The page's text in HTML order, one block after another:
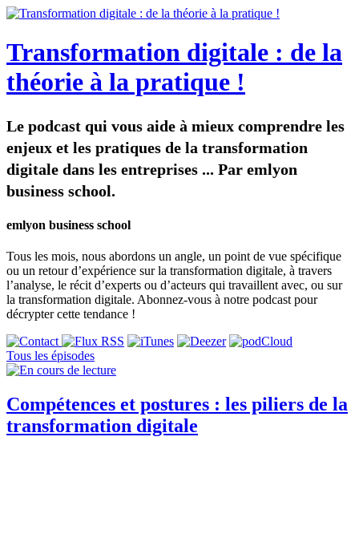
Transformation digitale : de la
théorie à la pratique !
Le podcast qui vous aide à mieux comprendre les
enjeux et les pratiques de la transformation
digitale dans les entreprises ... Par emlyon
business school.
emlyon business school
Tous les mois, nous abordons un angle, un point de vue spécifique
ou un retour d’expérience sur la transformation digitale, à travers
l’analyse, le récit d’experts ou d’acteurs qui travaillent avec, ou sur
la transformation digitale. Abonnez-vous à notre podcast pour
décrypter cette tendance !
Tous les épisodes
Compétences et postures : les piliers de la
transformation digitale